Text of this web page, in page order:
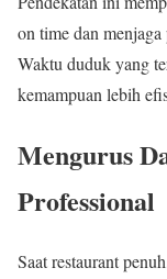
on time dan
Waktu duduk yang
kemampuan lebih
Mengurus
Professional
Saat restaurant